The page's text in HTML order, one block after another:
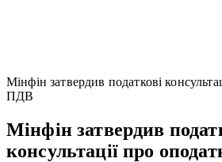
Мінфін затвердив податкові
ПДВ
Мінфін затвердив
консультації про